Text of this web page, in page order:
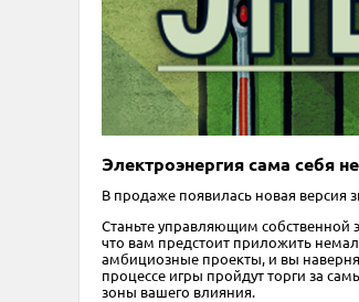
Электроэнергия сама себя
В продаже появилась новая
Станьте управляющим собственной
что вам предстоит приложить
амбициозные проекты, и вы
процессе игры пройдут торги за
зоны вашего влияния.